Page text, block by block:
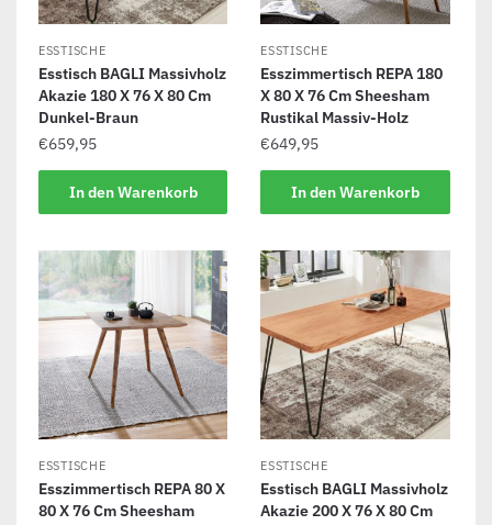
ESSTISCHE
Esstisch BAGLI Massivholz
Akazie 180 X 76 X 80 Cm
Dunkel-Braun
€659,95
In den Warenkorb
ESSTISCHE
Esszimmertisch REPA 180
X 80 X 76 Cm Sheesham
Rustikal Massiv-Holz
€649,95
In den Warenkorb
ESSTISCHE
Esszimmertisch REPA 80 X
80 X 76 Cm Sheesham
ESSTISCHE
Esstisch BAGLI Massivholz
Akazie 200 X 76 X 80 Cm